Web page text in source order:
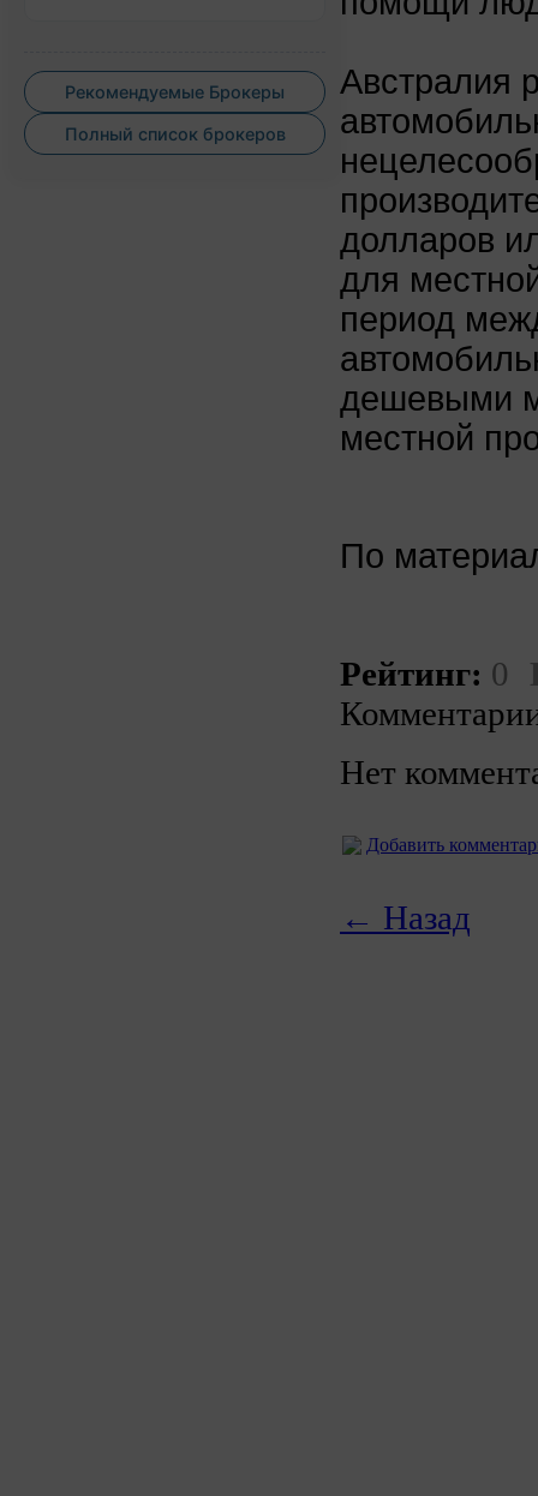
Рекомендуемые Брокеры
Полный список брокеров
Австралия
долларов
для
период
дешевыми
местной
По
Рейтинг: 0
Нет
Добавить
← Назад